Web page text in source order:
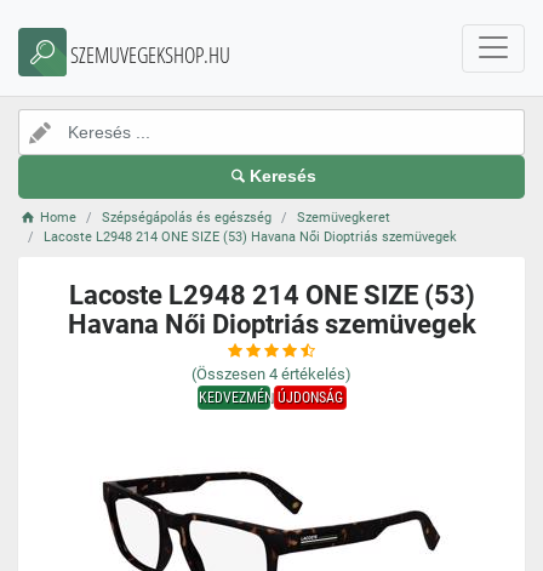
SZEMUVEGEKSHOP.HU
Keresés
Home Szépségápolás és egészség
Szemüvegkeret
Lacoste L2948 214 ONE SIZE (53) Havana Női Dioptriás szemüvegek
Lacoste L2948 214 ONE SIZE (53)
Havana Női Dioptriás szemüvegek
(Összesen 4 értékelés)
KEDVEZMÉNYÚJDONSÁG